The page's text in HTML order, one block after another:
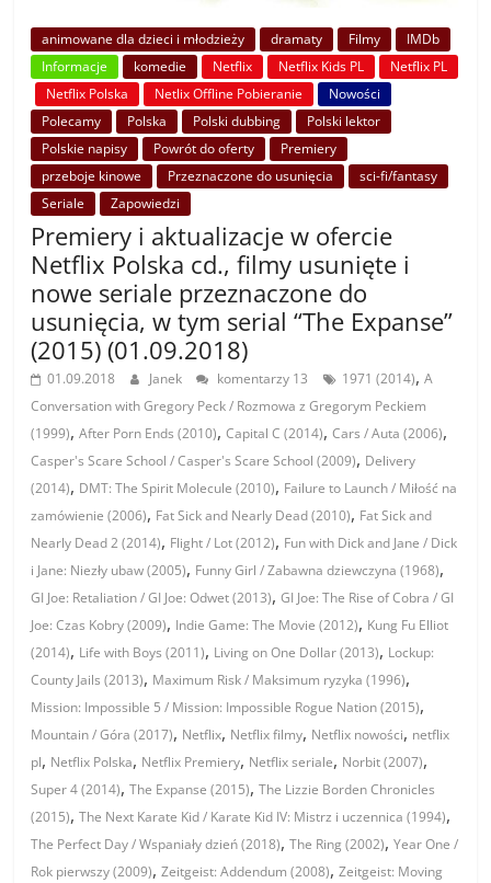
animowane dla dzieci i młodzieży dramaty Filmy
IMDb
Informacje
komedie Netflix Netflix Kids PL
Netflix PL
Netflix Polska
Netlix Offline Pobieranie
Nowości
Polecamy
Polska Polski dubbing
Polski lektor
Polskie napisy
Powrót do oferty
Premiery
przeboje kinowe
Przeznaczone do usunięcia
sci-fi/fantasy
Seriale
Zapowiedzi
Premiery i aktualizacje w ofercie
Netflix Polska cd., filmy usunięte i
nowe seriale przeznaczone do
usunięcia, w tym serial “The Expanse”
(2015) (01.09.2018)
01.09.2018 Janek komentarzy 13 1971 (2014),A
Conversation with Gregory Peck / Rozmowa z Gregorym Peckiem
(1999),After Porn Ends (2010),Capital C (2014),Cars / Auta (2006),
Casper's Scare School / Casper's Scare School (2009), Delivery
(2014), DMT: The Spirit Molecule (2010), Failure to Launch / Miłość na
zamówienie (2006), Fat Sick and Nearly Dead (2010), Fat Sick and
Nearly Dead 2 (2014), Flight / Lot (2012), Fun with Dick and Jane / Dick
i Jane: Niezły ubaw (2005), Funny Girl / Zabawna dziewczyna (1968),
GI Joe: Retaliation / GI Joe: Odwet (2013),GI Joe: The Rise of Cobra / GI
Joe: Czas Kobry (2009), Indie Game: The Movie (2012), Kung Fu Elliot
(2014), Life with Boys (2011), Living on One Dollar (2013), Lockup:
County Jails (2013), Maximum Risk / Maksimum ryzyka (1996),
Mission: Impossible 5 / Mission: Impossible Rogue Nation (2015),
Mountain / Góra (2017), Netflix, Netflix filmy, Netflix nowości, netflix
pl, Netflix Polska, Netflix Premiery, Netflix seriale, Norbit (2007),
Super 4 (2014),The Expanse (2015),The Lizzie Borden Chronicles
(2015),The Next Karate Kid / Karate Kid IV: Mistrz i uczennica (1994),
The Perfect Day / Wspaniały dzień (2018),The Ring (2002),Year One /
Rok pierwszy (2009),Zeitgeist: Addendum (2008),Zeitgeist: Moving